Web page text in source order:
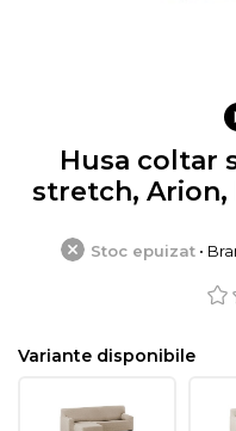
Husa coltar
stretch,
Stoc epuizat•
Variante disponibile